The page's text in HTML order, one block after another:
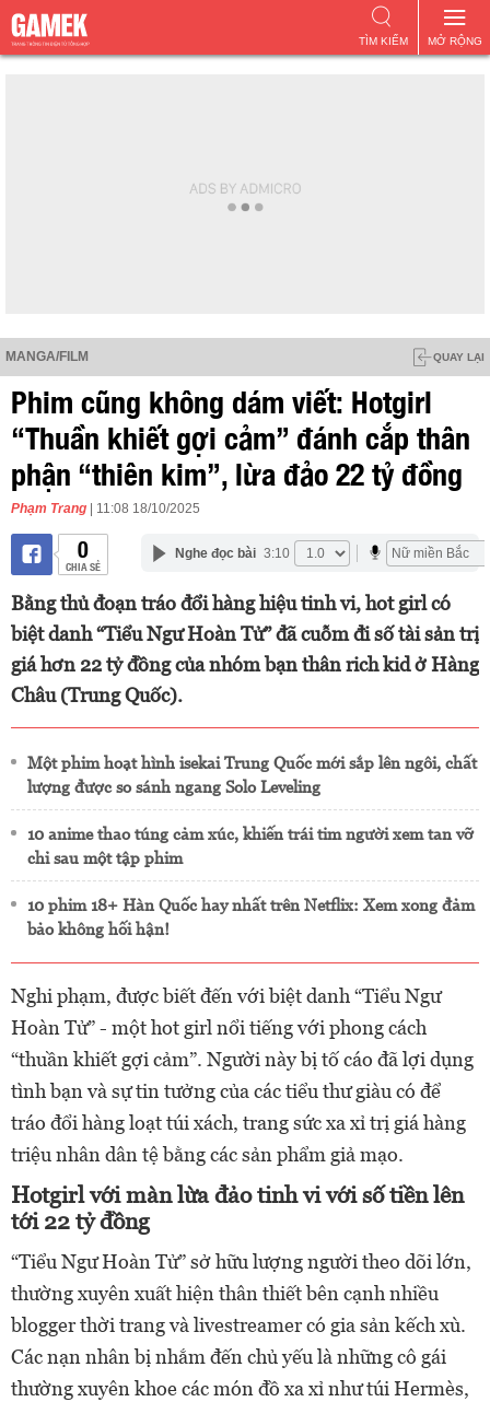
MỞ RỘNG
TÌM KIẾM
MANGA/FILM QUAY LẠI
Phim cũng không dám viết: Hotgirl
“Thuần khiết gợi cảm” đánh cắp thân
phận “thiên kim”, lừa đảo 22 tỷ đồng
Phạm Trang | 11:08 18/10/2025
0
CHIA SẺ
Nghe đọc bài 3:10
Bằng thủ đoạn tráo đổi hàng hiệu tinh vi, hot girl có
biệt danh “Tiểu Ngư Hoàn Tử” đã cuỗm đi số tài sản trị
giá hơn 22 tỷ đồng của nhóm bạn thân rich kid ở Hàng
Châu (Trung Quốc).
Một phim hoạt hình isekai Trung Quốc mới sắp lên ngôi, chất
lượng được so sánh ngang Solo Leveling
10 anime thao túng cảm xúc, khiến trái tim người xem tan vỡ
chỉ sau một tập phim
10 phim 18+ Hàn Quốc hay nhất trên Netflix: Xem xong đảm
bảo không hối hận!
Nghi phạm, được biết đến với biệt danh “Tiểu Ngư
Hoàn Tử” - một hot girl nổi tiếng với phong cách
“thuần khiết gợi cảm”. Người này bị tố cáo đã lợi dụng
tình bạn và sự tin tưởng của các tiểu thư giàu có để
tráo đổi hàng loạt túi xách, trang sức xa xỉ trị giá hàng
triệu nhân dân tệ bằng các sản phẩm giả mạo.
Hotgirl với màn lừa đảo tinh vi với số tiền lên
tới 22 tỷ đồng
“Tiểu Ngư Hoàn Tử” sở hữu lượng người theo dõi lớn,
thường xuyên xuất hiện thân thiết bên cạnh nhiều
blogger thời trang và livestreamer có gia sản kếch xù.
Các nạn nhân bị nhắm đến chủ yếu là những cô gái
thường xuyên khoe các món đồ xa xỉ như túi Hermès,